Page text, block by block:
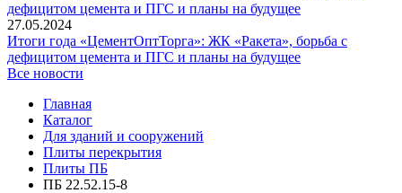
27.05.2024
Итоги года «ЦементОптТорга»: ЖК «Ракета», борьба с
дефицитом цемента и ПГС и планы на будущее
Все новости
Главная
Каталог
Для зданий и сооружений
Плиты перекрытия
Плиты ПБ
ПБ 22.52.15-8